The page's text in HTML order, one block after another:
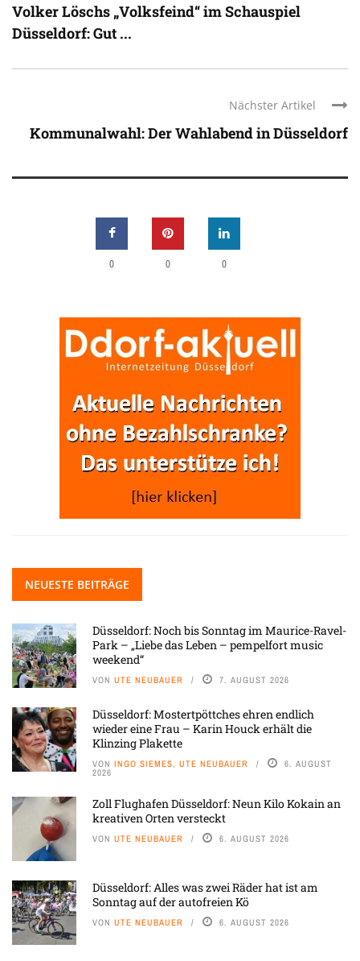
Volker Löschs „Volksfeind“ im Schauspiel
Düsseldorf: Gut ...
Nächster Artikel
Kommunalwahl: Der Wahlabend in Düsseldorf
0 0 0
NEUESTE BEITRÄGE
Düsseldorf: Noch bis Sonntag im Maurice-Ravel-
Park – „Liebe das Leben – pempelfort music
weekend“
VON UTE NEUBAUER 7. AUGUST 2026
Düsseldorf: Mostertpöttches ehren endlich
wieder eine Frau – Karin Houck erhält die
Klinzing Plakette
VON INGO SIEMES, UTE NEUBAUER 6. AUGUST
2026
Zoll Flughafen Düsseldorf: Neun Kilo Kokain an
kreativen Orten versteckt
VON UTE NEUBAUER 6. AUGUST 2026
Düsseldorf: Alles was zwei Räder hat ist am
Sonntag auf der autofreien Kö
VON UTE NEUBAUER 6. AUGUST 2026